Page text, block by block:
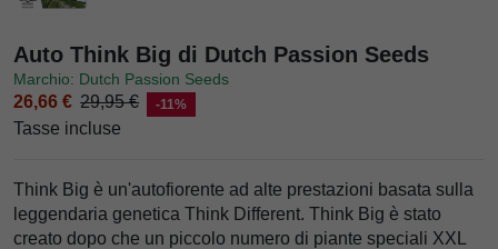
Auto Think Big di Dutch Passion Seeds
Marchio: Dutch Passion Seeds
26,66 € 29,95 € -11%
Tasse incluse
Think Big è un'autofiorente ad alte prestazioni basata sulla
leggendaria genetica Think Different. Think Big è stato
creato dopo che un piccolo numero di piante speciali XXL